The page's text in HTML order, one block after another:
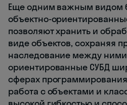
Еще одним важным видом
объектно-
позволяют хранить и
виде объектов, сохраняя
наследование между
ориентированные СУБД
сферах
работа с объектами и